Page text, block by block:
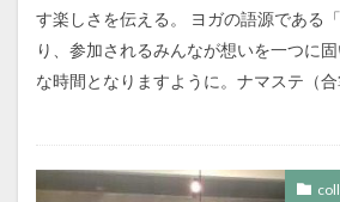
す楽しさを伝える。 ヨガの語源である
り、参加されるみんなが想いを一つに
な時間となりますように。ナマステ（合